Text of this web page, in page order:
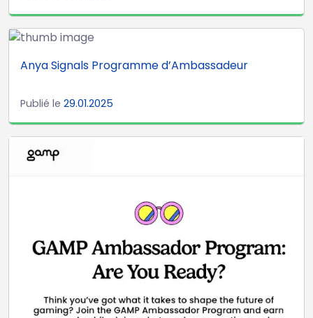
Anya Signals Programme d’Ambassadeur
Publié le 29.01.2025